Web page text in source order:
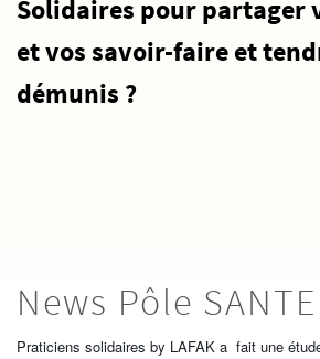
Solidaires pour partager
et vos savoir-faire et
démunis ?
News Pôle SANTE
Praticiens solidaires by LAFAK a fait une